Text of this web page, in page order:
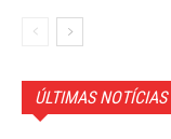
ÚLTIMAS NOTÍCIAS